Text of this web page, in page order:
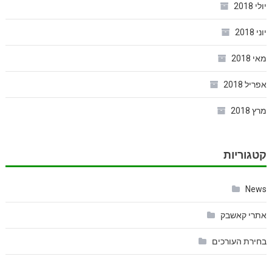
יולי 2018
יוני 2018
מאי 2018
אפריל 2018
מרץ 2018
קטגוריות
News
אתרי קאשבק
בחירת העורכים